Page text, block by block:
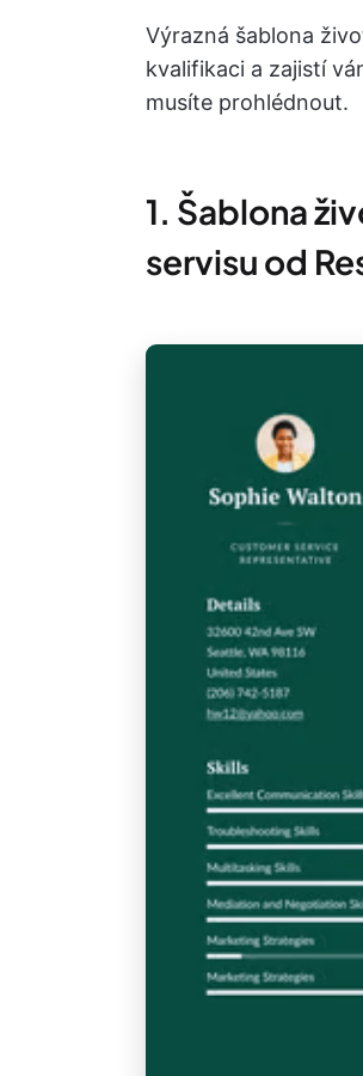
Výrazná šablona
kvalifikaci a zajistí
musíte prohlédnout.
1. Šablona
servisu od